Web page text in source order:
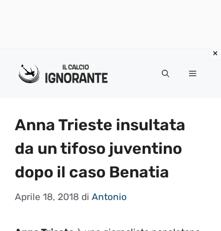
Menu
Anna Trieste insultata
da un tifoso juventino
dopo il caso Benatia
Aprile 18, 2018 di Antonio